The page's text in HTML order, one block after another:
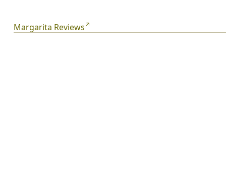
1950-luvulla Suomen metsiin ja ihmisiin kohdistettiin
vaatimuksia, joilla tavoiteltiin hyvää. Margarita näyttää
Margarita Reviews